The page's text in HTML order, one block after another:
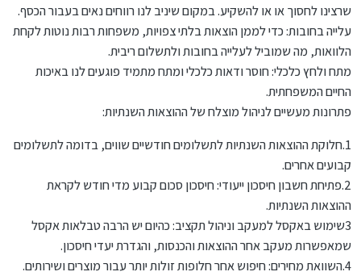
שרצינו לחסוך או או להשקיע. במקום שיניב לנו רווחים נאים בעבור הכסף.
עלייה בחובות: כדי לממן הוצאות בלתי צפויות, משפחות רבות נוטות לקחת
הלוואות, מה שמוביל לעלייה בחובות ולתשלום ריבית.
מתח ולחץ כלכלי: חוסר ודאות כלכלי ומתח מתמיד פוגעים לנו באיכות
החיים המשפחתית.
פתרונות מעשיים לניהול מוצלח של ההוצאות השנתיות:
1.חלוקת ההוצאות השנתיות לתשלומים חודשיים שווים, בדומה לתשלומים
קבועים אחרים.
2.פתיחת חשבון חיסכון ייעודי: חיסכון סכום קבוע מדי חודש לקראת
ההוצאות השנתיות.
3שימוש באקסל למעקב וניהול תקציב: כהיום יש הרבה טבלאות אקסל
שמאפשרות מעקב אחר ההוצאות והכנסות, והגדרת יעדי חיסכון.
4.השוואת מחירים: חיפוש אחר חלופות זולות יותר עבור מוצרים ושירותים.